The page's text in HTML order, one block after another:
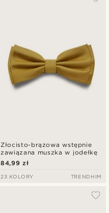
Złocisto-brązowa wstępnie
zawiązana muszka w jodełkę
84,99 zł
23 KOLORY TRENDHIM